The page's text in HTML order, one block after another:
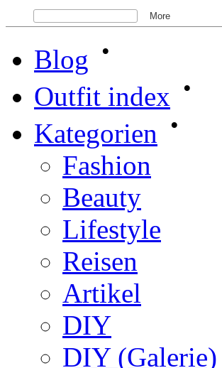
Blog •
Outfit index •
Kategorien •
Fashion
Beauty
Lifestyle
Reisen
Artikel
DIY
DIY (Galerie)